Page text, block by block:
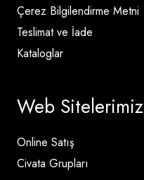
Çerez Bilgilendirme Metni
Teslimat ve İade
Kataloglar
Web Sitelerimiz
Online Satış
Civata Grupları